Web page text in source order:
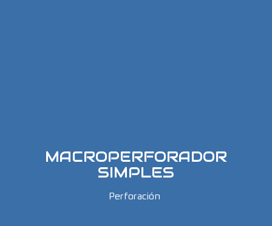
MACROPERFORADOR
SIMPLES
Perforación